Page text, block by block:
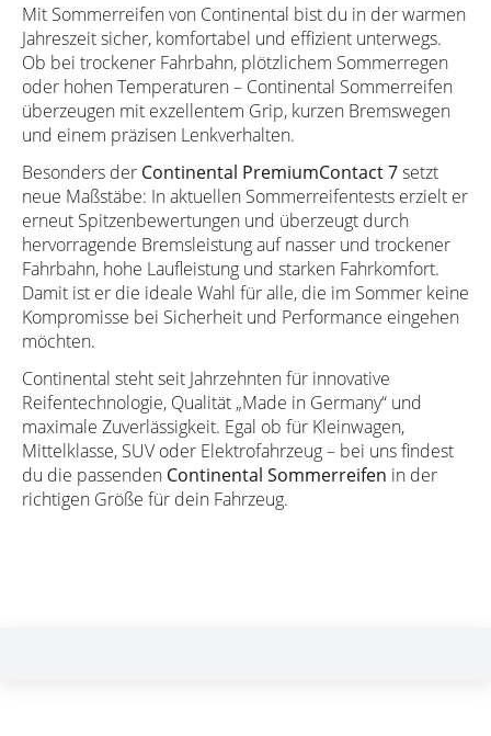
Mit Sommerreifen von Continental bist du in der warmen
Jahreszeit sicher, komfortabel und effizient unterwegs.
Ob bei trockener Fahrbahn, plötzlichem Sommerregen
oder hohen Temperaturen – Continental Sommerreifen
überzeugen mit exzellentem Grip, kurzen Bremswegen
und einem präzisen Lenkverhalten.
Besonders der Continental PremiumContact 7setzt
neue Maßstäbe: In aktuellen Sommerreifentests erzielt er
erneut Spitzenbewertungen und überzeugt durch
hervorragende Bremsleistung auf nasser und trockener
Fahrbahn, hohe Laufleistung und starken Fahrkomfort.
Damit ist er die ideale Wahl für alle, die im Sommer keine
Kompromisse bei Sicherheit und Performance eingehen
möchten.
Continental steht seit Jahrzehnten für innovative
Reifentechnologie, Qualität „Made in Germany“ und
maximale Zuverlässigkeit. Egal ob für Kleinwagen,
Mittelklasse, SUV oder Elektrofahrzeug – bei uns findest
du die passenden Continental Sommerreifen in der
richtigen Größe für dein Fahrzeug.